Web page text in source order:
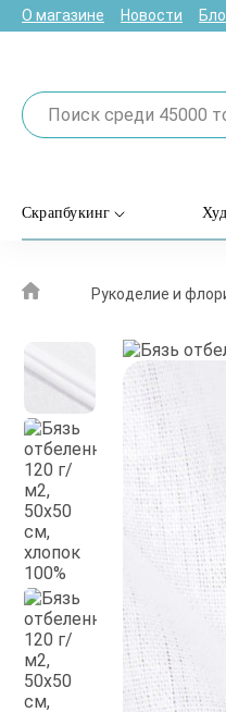
О магазине Новости
Скрапбукинг
Рукоделие и